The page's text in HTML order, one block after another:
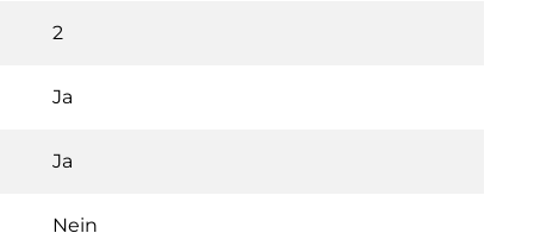
2
Ja
Ja
Nein